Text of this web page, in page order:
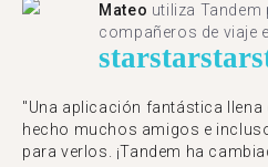
Mateo utiliza
compañeros de viaje
starstarstar
"Una aplicación fantástica llena
hecho muchos amigos e
para verlos. ¡Tandem ha